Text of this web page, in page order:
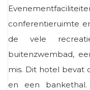
conferentieruimte
de vele
buitenzwembad,
mis. Dit hotel bevat
en een